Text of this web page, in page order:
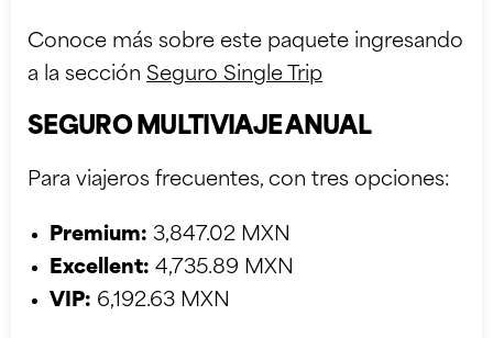
Conoce más sobre este paquete ingresando
a la sección Seguro Single Trip
SEGURO MULTIVIAJE ANUAL
Para viajeros frecuentes, con tres opciones:
Premium: 3,847.02 MXN
Excellent: 4,735.89 MXN
VIP: 6,192.63 MXN